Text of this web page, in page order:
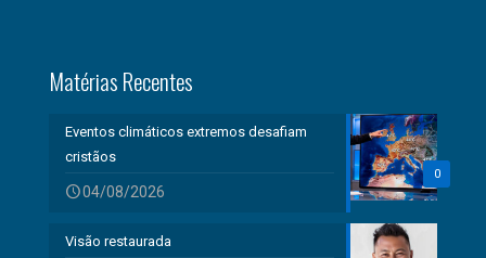
Matérias Recentes
0
Eventos climáticos extremos desafiam
cristãos
04/08/2026
Visão restaurada